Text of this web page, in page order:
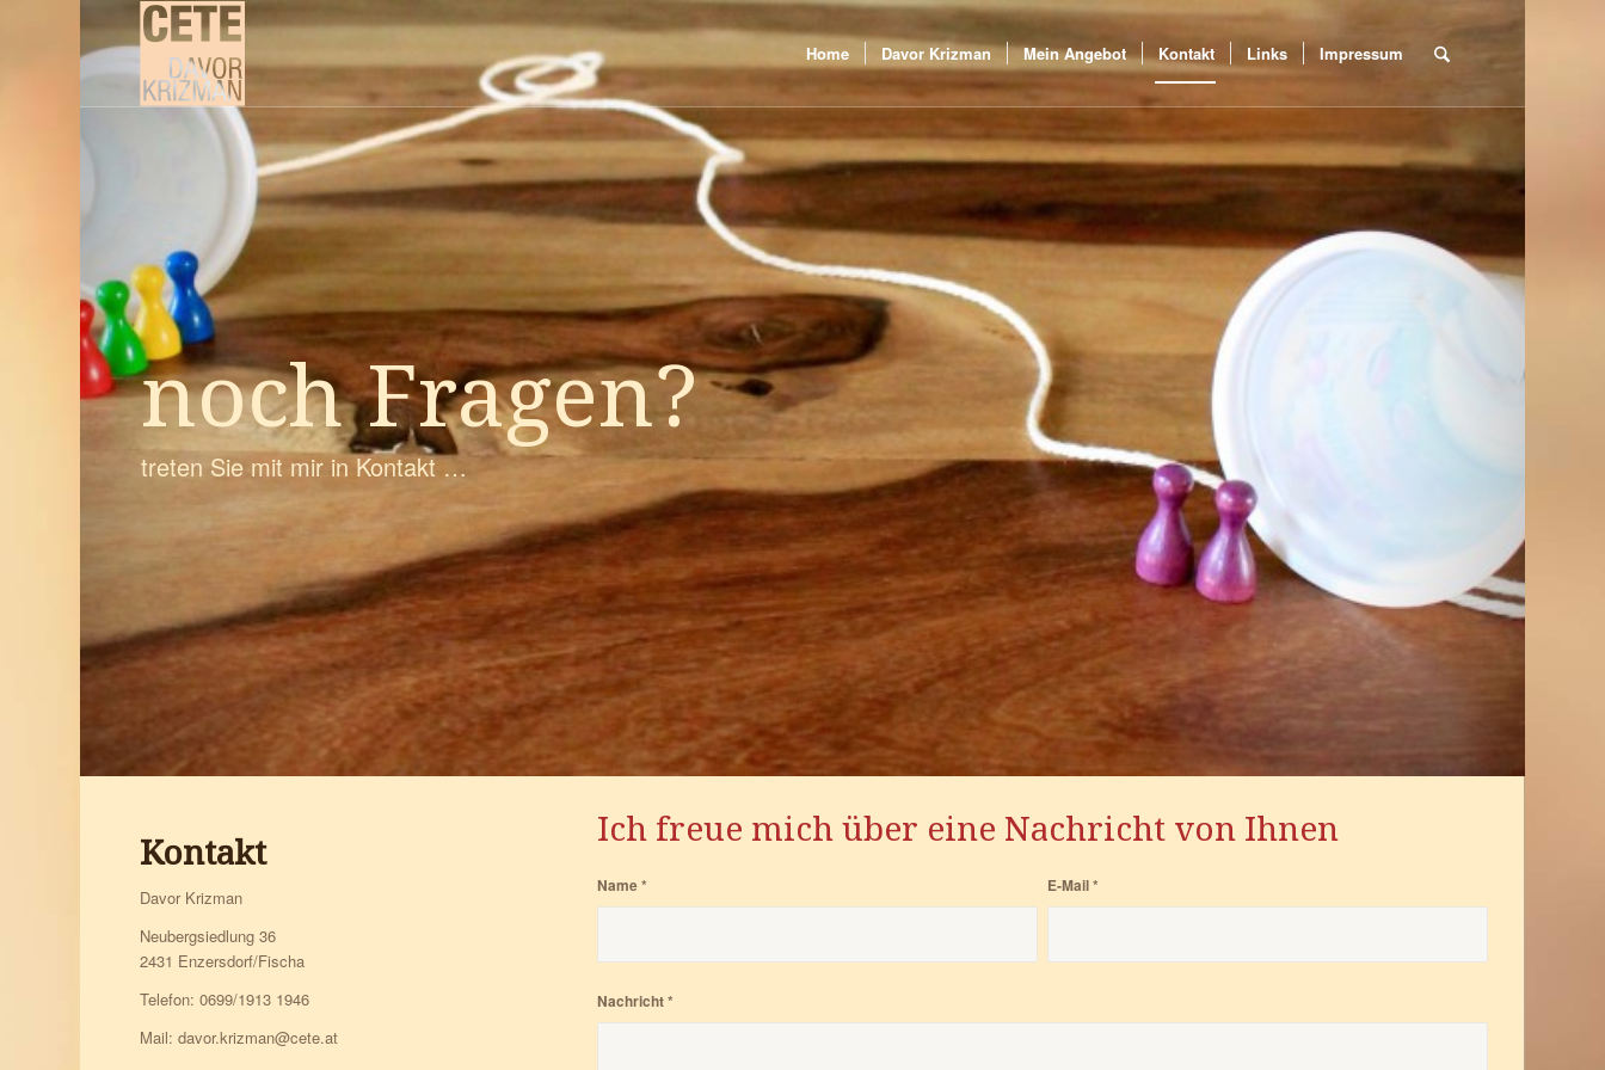
Home Davor Krizman Mein Angebot Kontakt Links Impressum
noch Fragen?
treten Sie mit mir in Kontakt …
Kontakt
Davor Krizman
Neubergsiedlung 36
2431 Enzersdorf/Fischa
Telefon: 0699/1913 1946
Mail: davor.krizman@cete.at
Ich freue mich über eine Nachricht von Ihnen
Name* E-Mail*
Nachricht*